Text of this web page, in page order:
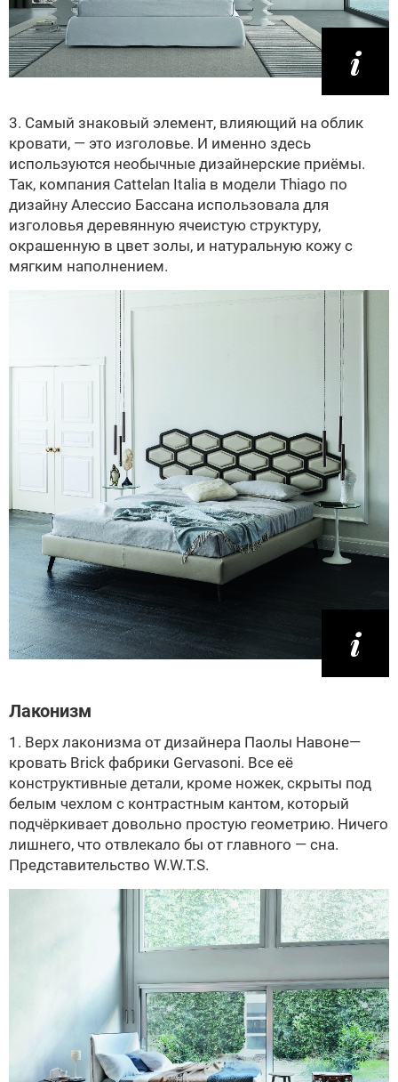
3. Самый знаковый элемент, влияющий на облик
кровати, — это изголовье. И именно здесь
используются необычные дизайнерские приёмы.
Так, компания Cattelan Italia в модели Thiago по
дизайну Алессио Бассана использовала для
изголовья деревянную ячеистую структуру,
окрашенную в цвет золы, и натуральную кожу с
мягким наполнением.
Лаконизм
1. Верх лаконизма от дизайнера Паолы Навоне—
кровать Brick фабрики Gervasoni. Все её
конструктивные детали, кроме ножек, скрыты под
белым чехлом с контрастным кантом, который
подчёркивает довольно простую геометрию. Ничего
лишнего, что отвлекало бы от главного — сна.
Представительство W.W.T.S.